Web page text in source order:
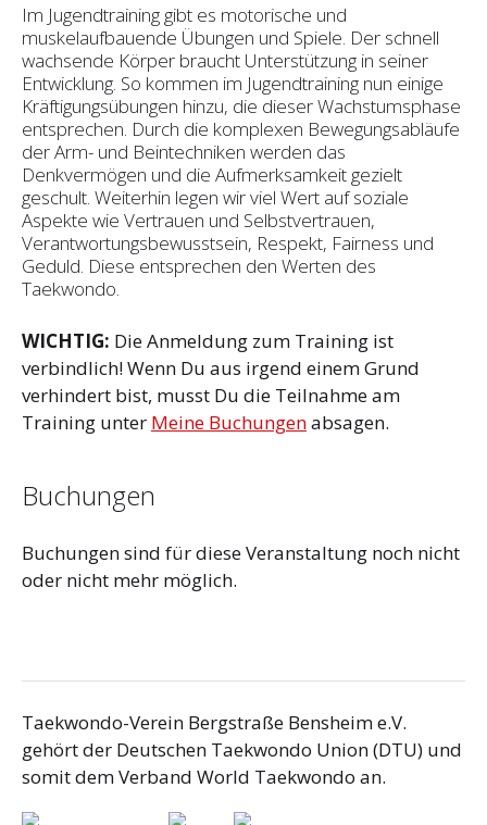
Im Jugendtraining gibt es motorische und
muskelaufbauende Übungen und Spiele. Der schnell
wachsende Körper braucht Unterstützung in seiner
Entwicklung. So kommen im Jugendtraining nun einige
Kräftigungsübungen hinzu, die dieser Wachstumsphase
entsprechen. Durch die komplexen Bewegungsabläufe
der Arm- und Beintechniken werden das
Denkvermögen und die Aufmerksamkeit gezielt
geschult. Weiterhin legen wir viel Wert auf soziale
Aspekte wie Vertrauen und Selbst­vertrauen,
Verantwortungsbewusstsein, Respekt, Fairness und
Geduld. Diese entsprechen den Werten des
Taekwondo.
WICHTIG: Die Anmeldung zum Training ist
verbindlich! Wenn Du aus irgend einem Grund
verhindert bist, musst Du die Teilnahme am
Training unter Meine Buchungenabsagen.
Buchungen
Buchungen sind für diese Veranstaltung noch nicht
oder nicht mehr möglich.
Taekwondo-Verein Bergstraße Bensheim e.V.
gehört der Deutschen Taekwondo Union (DTU) und
somit dem Verband World Taekwondo an.